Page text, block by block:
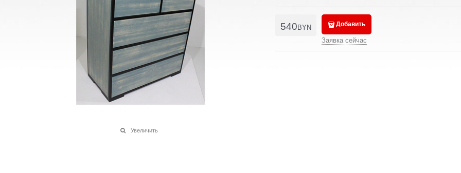
Увеличить
540 BYN Добавить
Заявка сейчас